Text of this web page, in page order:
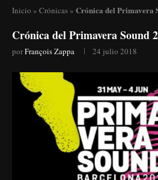
Inicio » Crónicas » Crónica del Primavera
Crónica del Primavera Sound
porFrançois Zappa 24 julio 2018